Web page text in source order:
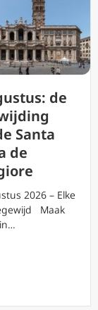
de
Santa
de
2026 – Elke
Maak